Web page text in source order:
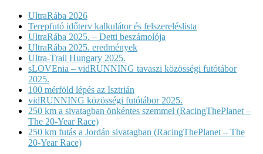
UltraRába 2026
Terepfutó időterv kalkulátor és felszereléslista
UltraRába 2025. – Detti beszámolója
UltraRába 2025. eredmények
Ultra-Trail Hungary 2025.
sLOVEnia – vidRUNNING tavaszi közösségi futótábor
2025.
100 mérföld lépés az Isztrián
vidRUNNING közösségi futótábor 2025.
250 km a sivatagban önkéntes szemmel (RacingThePlanet –
The 20-Year Race)
250 km futás a Jordán sivatagban (RacingThePlanet – The
20-Year Race)